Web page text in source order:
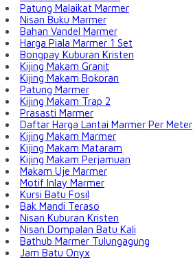
Patung Malaikat Marmer
Nisan Buku Marmer
Bahan Vandel Marmer
Harga Piala Marmer 1 Set
Bongpay Kuburan Kristen
Kijing Makam Granit
Kijing Makam Bokoran
Patung Marmer
Kijing Makam Trap 2
Prasasti Marmer
Daftar Harga Lantai Marmer Per Meter
Kijing Makam Marmer
Kijing Makam Mataram
Kijing Makam Perjamuan
Makam Uje Marmer
Motif Inlay Marmer
Kursi Batu Fosil
Bak Mandi Teraso
Nisan Kuburan Kristen
Nisan Dompalan Batu Kali
Bathub Marmer Tulungagung
Jam Batu Onyx